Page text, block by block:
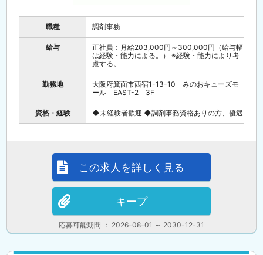
職種 調剤事務
給与
正社員：月給203,000円～300,000円（給与幅
は経験・能力による。） ※経験・能力により考
慮する。
勤務地
大阪府箕面市西宿1-13-10 みのおキューズモ
ール EAST-2 3F
資格・経験 ◆未経験者歓迎 ◆調剤事務資格ありの方、優遇
応募可能期間 ： 2026-08-01 ～ 2030-12-31
この求人を詳しく見る
キープ